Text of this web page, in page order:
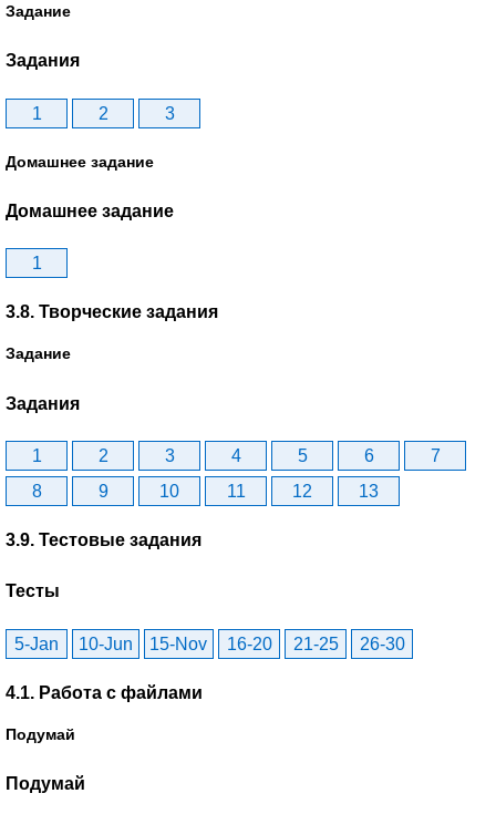
Задание
Задания
1 2 3
Домашнее задание
Домашнее задание
1
3.8. Творческие задания
Задание
Задания
1 2 3 4 5 6
7
8
9 10 11 12 13
3.9. Тестовые задания
Тесты
5-Jan 10-Jun 15-Nov 16-20 21-25 26-30
4.1. Работа с файлами
Подумай
Подумай